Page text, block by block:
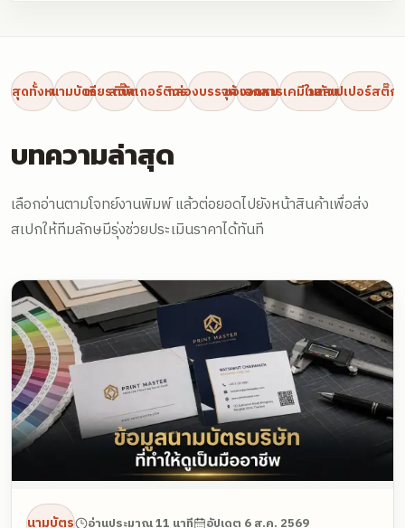
าสุดทั้งหมดนามบัตรเกียรติบัตร
สติ๊กเกอร์ติดรถ 3M
กล่องบรรจุภัณฑ์ซองจดหมาย
เอกสารเคมีในตัวแบบเล่ม
วอลเปเปอร์สติ๊ก
บทความล่าสุด
เลือกอ่านตามโจทย์งานพิมพ์ แล้วต่อยอดไปยังหน้าสินค้าเพื่อส่ง
สเปกให้ทีมลักษมีรุ่งช่วยประเมินราคาได้ทันที
นามบัตร อ่านประมาณ 11 นาที อัปเดต 6 ส.ค. 2569